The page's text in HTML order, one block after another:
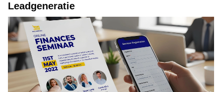
Leadgeneratie